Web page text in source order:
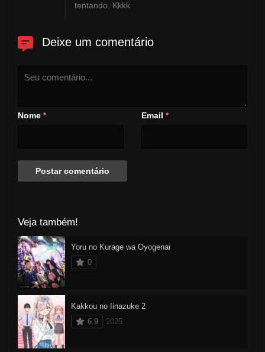
tentando. Kkkk
Deixe um comentário
Nome * Email *
Veja também!
Yoru no Kurage wa Oyogenai
0
Kakkou no Iinazuke 2
6.9
2025